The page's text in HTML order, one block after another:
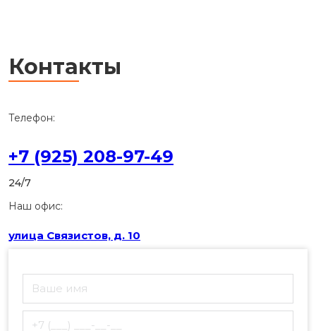
Контакты
Телефон:
+7 (925) 208-97-49
24/7
Наш офис:
улица Связистов, д. 10